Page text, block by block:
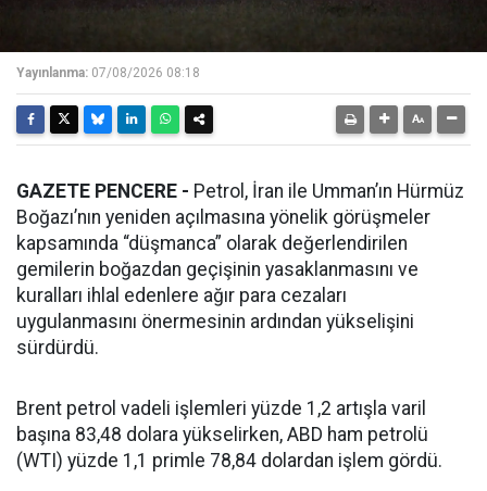
Yayınlanma: 07/08/2026 08:18
GAZETE PENCERE - Petrol, İran ile Umman’ın Hürmüz
Boğazı’nın yeniden açılmasına yönelik görüşmeler
kapsamında “düşmanca” olarak değerlendirilen
gemilerin boğazdan geçişinin yasaklanmasını ve
kuralları ihlal edenlere ağır para cezaları
uygulanmasını önermesinin ardından yükselişini
sürdürdü.
Brent petrol vadeli işlemleri yüzde 1,2 artışla varil
başına 83,48 dolara yükselirken, ABD ham petrolü
(WTI) yüzde 1,1 primle 78,84 dolardan işlem gördü.